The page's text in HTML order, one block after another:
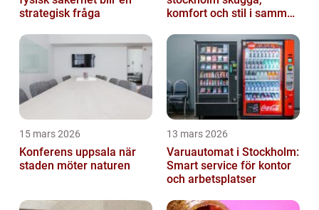
strategisk fråga
komfort och stil i samma
15 mars 2026
Konferens uppsala när
staden möter naturen
13 mars 2026
Varuautomat i Stockholm:
Smart service för kontor
och arbetsplatser